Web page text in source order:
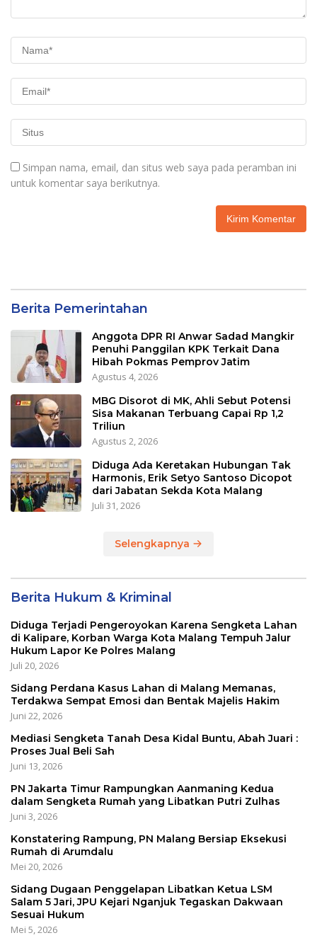
Simpan nama, email, dan situs web saya pada peramban ini
untuk komentar saya berikutnya.
Berita Pemerintahan
Anggota DPR RI Anwar Sadad Mangkir
Penuhi Panggilan KPK Terkait Dana
Hibah Pokmas Pemprov Jatim
Agustus 4, 2026
MBG Disorot di MK, Ahli Sebut Potensi
Sisa Makanan Terbuang Capai Rp 1,2
Triliun
Agustus 2, 2026
Diduga Ada Keretakan Hubungan Tak
Harmonis, Erik Setyo Santoso Dicopot
dari Jabatan Sekda Kota Malang
Juli 31, 2026
Selengkapnya
Berita Hukum & Kriminal
Diduga Terjadi Pengeroyokan Karena Sengketa Lahan
di Kalipare, Korban Warga Kota Malang Tempuh Jalur
Hukum Lapor Ke Polres Malang
Juli 20, 2026
Sidang Perdana Kasus Lahan di Malang Memanas,
Terdakwa Sempat Emosi dan Bentak Majelis Hakim
Juni 22, 2026
Mediasi Sengketa Tanah Desa Kidal Buntu, Abah Juari :
Proses Jual Beli Sah
Juni 13, 2026
PN Jakarta Timur Rampungkan Aanmaning Kedua
dalam Sengketa Rumah yang Libatkan Putri Zulhas
Juni 3, 2026
Konstatering Rampung, PN Malang Bersiap Eksekusi
Rumah di Arumdalu
Mei 20, 2026
Sidang Dugaan Penggelapan Libatkan Ketua LSM
Salam 5 Jari, JPU Kejari Nganjuk Tegaskan Dakwaan
Sesuai Hukum
Mei 5, 2026